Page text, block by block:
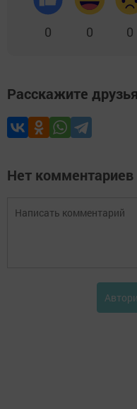
0 0 0
Расскажите
Нет комментариев